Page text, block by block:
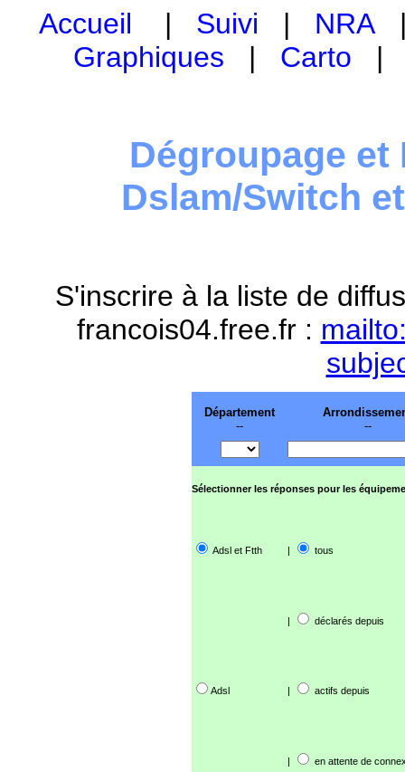
Accueil | Suivi | NRA
Graphiques | Carto
Dégroupage et
Dslam/Switch
S'inscrire à la liste de
francois04.free.fr :
Département
--
--
Sélectionner les réponses pour les
Adsl et Ftth | tous
| déclarés depuis
Adsl | actifs depuis
| en attente de